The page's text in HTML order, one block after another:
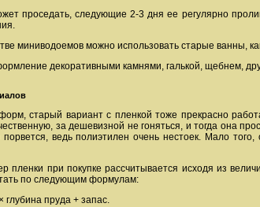
проседать, следующие 2-3 дня ее регулярно
миниводоемов можно использовать старые ванны,
декоративными камнями, галькой, щебнем,
старый вариант с пленкой тоже прекрасно
за дешевизной не гоняться, и тогда она
ведь полиэтилен очень нестоек. Мало
пленки при покупке рассчитывается исходя из
по следующим формулам:
глубина пруда + запас.